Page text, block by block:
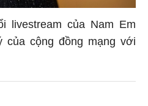
livestream của Nam Em
cộng đồng mạng với